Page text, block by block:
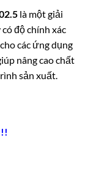
là một giải
độ chính xác
các ứng dụng
nâng cao chất
sản xuất.